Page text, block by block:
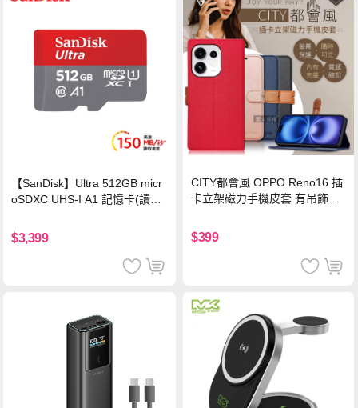
【SanDisk】Ultra 512GB micr
oSDXC UHS-I A1 記憶卡(讀取
$3,399
CITY都會風 OPPO Reno16 插
卡立架磁力手機皮套 有吊飾孔
$399